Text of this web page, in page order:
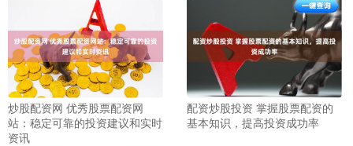
炒股配资网 优秀股票配资网
站：稳定可靠的投资建议和实时
资讯
配资炒股投资 掌握股票配资的
基本知识，提高投资成功率